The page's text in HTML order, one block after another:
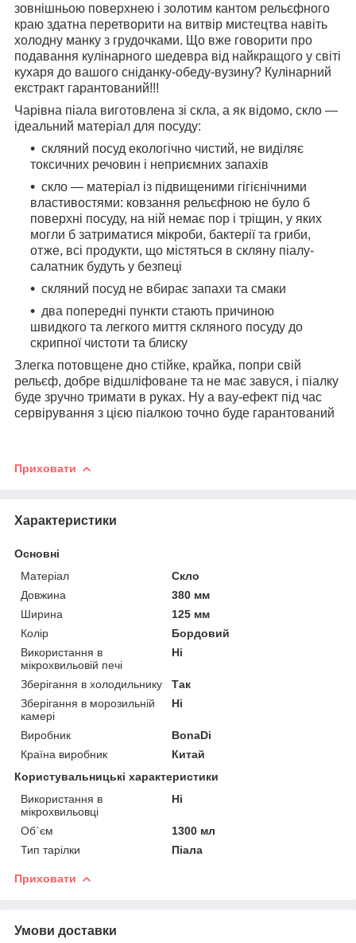
зовнішньою поверхнею і золотим кантом рельєфного
краю здатна перетворити на витвір мистецтва навіть
холодну манку з грудочками. Що вже говорити про
подавання кулінарного шедевра від найкращого у світі
кухаря до вашого сніданку-обеду-вузину? Кулінарний
екстракт гарантований!!!
Чарівна піала виготовлена зі скла, а як відомо, скло —
ідеальний матеріал для посуду:
скляний посуд екологічно чистий, не виділяє
токсичних речовин і неприємних запахів
скло — матеріал із підвищеними гігієнічними
властивостями: ковзання рельєфною не було б
поверхні посуду, на ній немає пор і тріщин, у яких
могли б затриматися мікроби, бактерії та гриби,
отже, всі продукти, що містяться в скляну піалу-
салатник будуть у безпеці
скляний посуд не вбирає запахи та смаки
два попередні пункти стають причиною
швидкого та легкого миття скляного посуду до
скрипної чистоти та блиску
Злегка потовщене дно стійке, крайка, попри свій
рельєф, добре відшліфоване та не має завуся, і піалку
буде зручно тримати в руках. Ну а вау-ефект під час
сервірування з цією піалкою точно буде гарантований
Приховати
Характеристики
Основні
Матеріал
Скло
Довжина
380 мм
Ширина
125 мм
Колір
Бордовий
Використання в
мікрохвильовій печі
Ні
Зберігання в холодильнику
Так
Зберігання в морозильній
камері
Ні
Виробник
BonaDi
Країна виробник
Китай
Користувальницькі характеристики
Використання в
мікрохвильовці
Ні
Об`єм
1300 мл
Тип тарілки
Піала
Приховати
Умови доставки